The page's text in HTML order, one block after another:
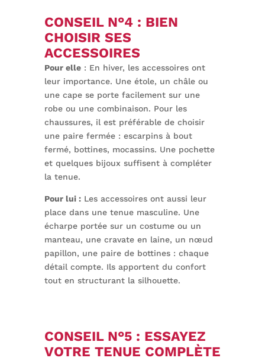
CONSEIL N°4 : BIEN
CHOISIR SES
ACCESSOIRES
Pour elle: En hiver, les accessoires ont
leur importance. Une étole, un châle ou
une cape se porte facilement sur une
robe ou une combinaison. Pour les
chaussures, il est préférable de choisir
une paire fermée : escarpins à bout
fermé, bottines, mocassins. Une pochette
et quelques bijoux suffisent à compléter
la tenue.
Pour lui :Les accessoires ont aussi leur
place dans une tenue masculine. Une
écharpe portée sur un costume ou un
manteau, une cravate en laine, un nœud
papillon, une paire de bottines : chaque
détail compte. Ils apportent du confort
tout en structurant la silhouette.
CONSEIL N°5 : ESSAYEZ
VOTRE TENUE COMPLÈTE